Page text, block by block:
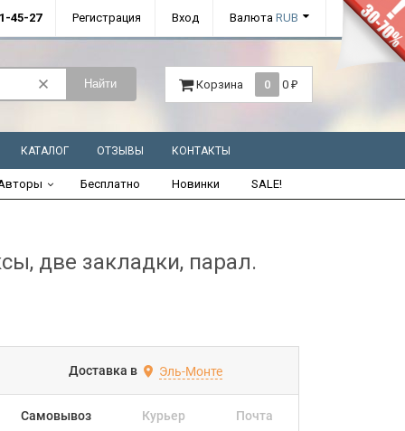
45-27 Регистрация Вход Валюта RUB
Найти Корзина 0 0 ₽
КАТАЛОГ ОТЗЫВЫ КОНТАКТЫ
Бесплатно Новинки SALE!
две закладки, парал.
Доставка в Эль-Монте
Самовывоз Курьер Почта